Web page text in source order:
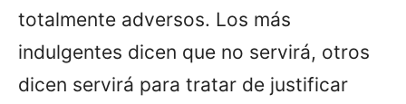
totalmente adversos. Los más
indulgentes dicen que no servirá, otros
dicen servirá para tratar de justificar